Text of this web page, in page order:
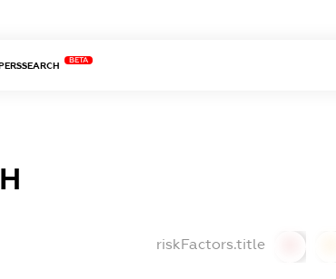
BETA
riskFactors.title